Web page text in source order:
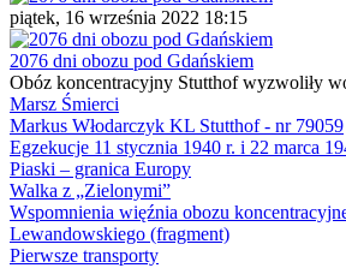
piątek, 16 września 2022 18:15
2076 dni obozu pod Gdańskiem
Obóz koncentracyjny Stutthof wyzwoliły
Marsz Śmierci
Markus Włodarczyk KL Stutthof - nr 79059
Egzekucje 11 stycznia 1940 r. i 22 marca
Piaski – granica Europy
Walka z „Zielonymi”
Wspomnienia więźnia obozu
Lewandowskiego (fragment)
Pierwsze transporty